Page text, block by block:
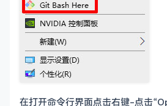
在打开命令行界面点击右键-点击